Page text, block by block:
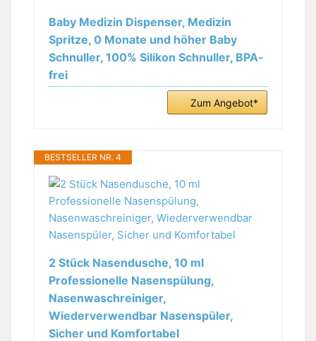
Baby Medizin Dispenser, Medizin
Spritze, 0 Monate und höher Baby
Schnuller, 100% Silikon Schnuller, BPA-
frei
Zum Angebot*
BESTSELLER NR. 4
2 Stück Nasendusche, 10 ml
Professionelle Nasenspülung,
Nasenwaschreiniger,
Wiederverwendbar Nasenspüler,
Sicher und Komfortabel